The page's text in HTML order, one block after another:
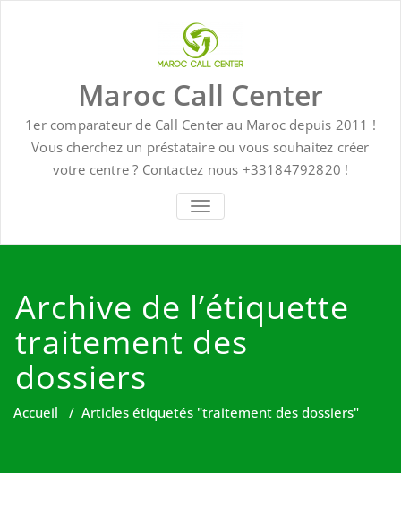
Maroc Call Center
1er comparateur de Call Center au Maroc depuis 2011 !
Vous cherchez un préstataire ou vous souhaitez créer
votre centre ? Contactez nous +33184792820 !
TOGGLE NAVIGATION
Archive de l’étiquette
traitement des
dossiers
Accueil / Articles étiquetés "traitement des dossiers"